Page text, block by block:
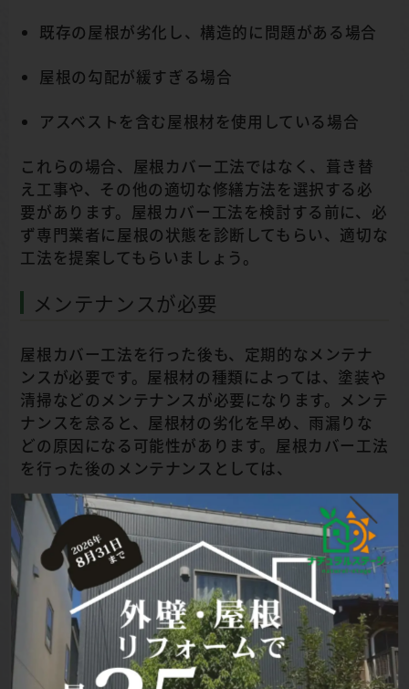
既存の屋根が劣化し、構造的に問題がある場合
屋根の勾配が緩すぎる場合
アスベストを含む屋根材を使用している場合
これらの場合、屋根カバー工法ではなく、葺き替
え工事や、その他の適切な修繕方法を選択する必
要があります。屋根カバー工法を検討する前に、必
ず専門業者に屋根の状態を診断してもらい、適切な
工法を提案してもらいましょう。
メンテナンスが必要
屋根カバー工法を行った後も、定期的なメンテナ
ンスが必要です。屋根材の種類によっては、塗装や
清掃などのメンテナンスが必要になります。メンテ
ナンスを怠ると、屋根材の劣化を早め、雨漏りな
どの原因になる可能性があります。屋根カバー工法
を行った後のメンテナンスとしては、
定期的な点検を行い、屋根材の異常を発見す
る。
屋根材の種類に応じたメンテナンスを行う（塗
装、清掃など）。
専門業者によるメンテナンスを受ける。